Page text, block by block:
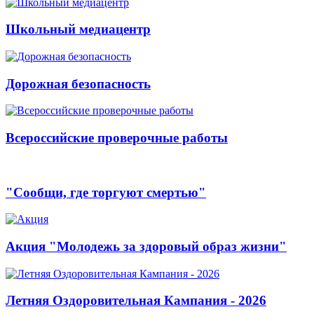
Школьный медиацентр
Дорожная безопасность
Всероссийские проверочные работы
"Сообщи, где торгуют смертью"
Акция "Молодежь за здоровый образ жизни"
Летняя Оздоровительная Кампания - 2026